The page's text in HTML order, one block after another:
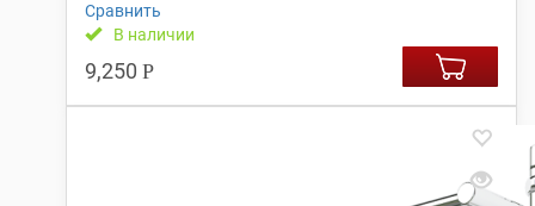
Сравнить
В наличии
9,250 Р